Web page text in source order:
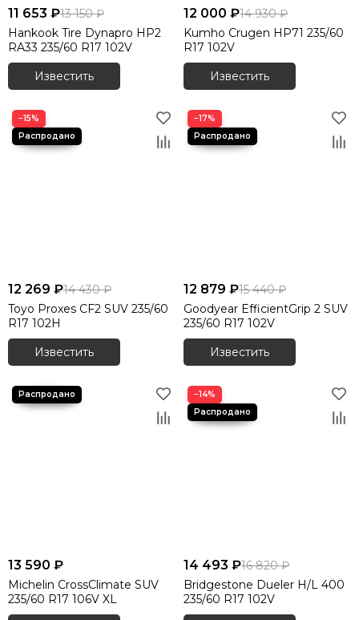
11 653 ₽13 150 ₽
Hankook Tire Dynapro HP2
RA33 235/60 R17 102V
Известить
12 000 ₽14 930 ₽
Kumho Crugen HP71 235/60
R17 102V
Известить
−15%
12 269 ₽14 430 ₽
Toyo Proxes CF2 SUV 235/60
R17 102H
Известить
−17%
12 879 ₽15 440 ₽
Goodyear EfficientGrip 2 SUV
235/60 R17 102V
Известить
13 590 ₽
Michelin CrossClimate SUV
235/60 R17 106V XL
−14%
14 493 ₽16 820 ₽
Bridgestone Dueler H/L 400
235/60 R17 102V